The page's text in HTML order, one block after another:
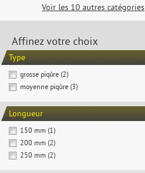
Voir les 10 autres catégories
Affinez votre choix
Type
grosse piqûre (2)
moyenne piqûre (3)
Longueur
150 mm (1)
200 mm (2)
250 mm (2)